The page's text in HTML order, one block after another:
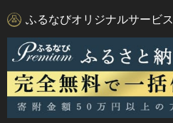
ふるなびオリジナルサービス